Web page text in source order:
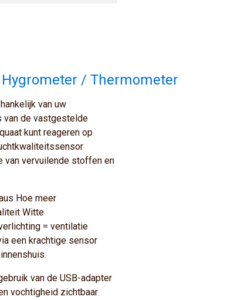
/ Thermometer
van uw
van de vastgestelde
kunt reageren op
van vervuilende stoffen en
Hoe meer
Witte
= ventilatie
een krachtige sensor
van de USB-adapter
vochtigheid zichtbaar